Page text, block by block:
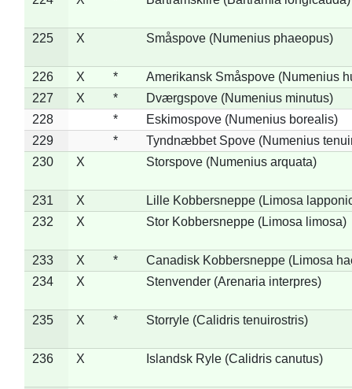
225 X Småspove (Numenius phaeopus)
226 X *
Amerikansk Småspove (Numenius
227
X *
Dværgspove (Numenius minutus)
228
*
Eskimospove (Numenius borealis)
229
*
Tyndnæbbet Spove (Numenius
230
X Storspove (Numenius arquata)
231 X
Lille Kobbersneppe (Limosa
232
X Stor Kobbersneppe (Limosa limosa)
233 X *
Canadisk Kobbersneppe (Limosa
234
X Stenvender (Arenaria interpres)
235 X * Storryle (Calidris tenuirostris)
236 X Islandsk Ryle (Calidris canutus)